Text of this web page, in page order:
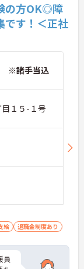
の方OK◎障
です！＜正社
※諸手当込
１５-１号
給 退職金制度あり
員